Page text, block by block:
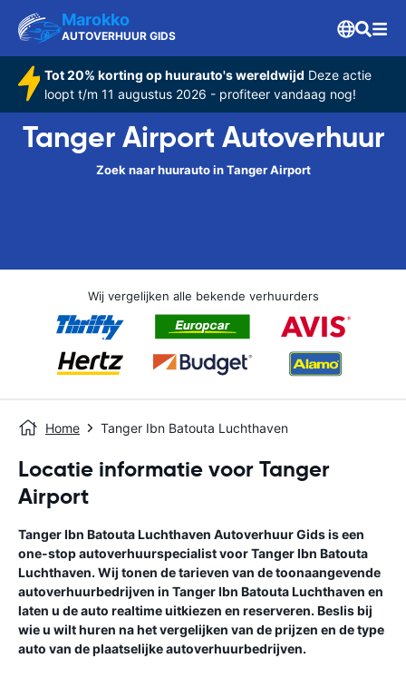
Marokko
AUTOVERHUUR GIDS
Tot 20% korting op huurauto's wereldwijd Deze actie
loopt t/m 11 augustus 2026 - profiteer vandaag nog!
Tanger Airport Autoverhuur
Zoek naar huurauto in Tanger Airport
Wij vergelijken alle bekende verhuurders
Home Tanger Ibn Batouta Luchthaven
Locatie informatie voor Tanger
Airport
Tanger Ibn Batouta Luchthaven Autoverhuur Gidsis een
one-stop autoverhuurspecialist voorTanger Ibn Batouta
Luchthaven. Wij tonen de tarieven van de toonaangevende
autoverhuurbedrijven in Tanger Ibn Batouta Luchthaven en
laten u de auto realtime uitkiezen en reserveren. Beslis bij
wie u wilt huren na het vergelijken van de prijzen en de type
auto van de plaatselijke autoverhuurbedrijven.